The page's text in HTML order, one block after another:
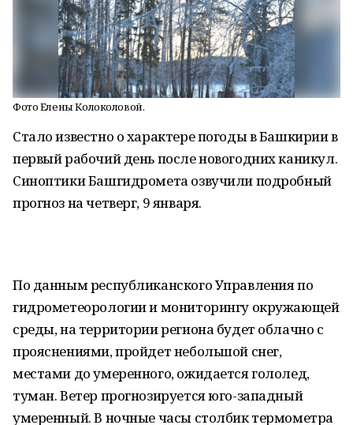
Фото Елены Колоколовой.
Стало известно о характере погоды в Башкирии в
первый рабочий день после новогодних каникул.
Синоптики Башгидромета озвучили подробный
прогноз на четверг, 9 января.
По данным республиканского Управления по
гидрометеорологии и мониторингу окружающей
среды, на территории региона будет облачно с
прояснениями, пройдет небольшой снег,
местами до умеренного, ожидается гололед,
туман. Ветер прогнозируется юго-западный
умеренный. В ночные часы столбик термометра